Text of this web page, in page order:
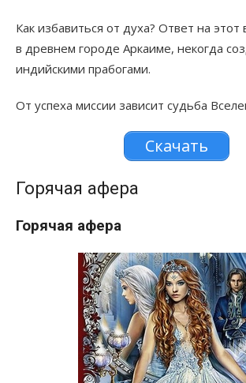
Как избавиться от духа? Ответ на этот
в древнем городе Аркаиме, некогда
индийскими прабогами.
От успеха миссии зависит судьба
Скачать
Горячая афера
Горячая афера